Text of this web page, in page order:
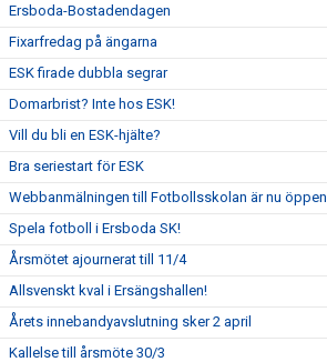
Ersboda-Bostadendagen
Fixarfredag på ängarna
ESK firade dubbla segrar
Domarbrist? Inte hos ESK!
Vill du bli en ESK-hjälte?
Bra seriestart för ESK
Webbanmälningen till Fotbollsskolan är nu öppen
Spela fotboll i Ersboda SK!
Årsmötet ajournerat till 11/4
Allsvenskt kval i Ersängshallen!
Årets innebandyavslutning sker 2 april
Kallelse till årsmöte 30/3